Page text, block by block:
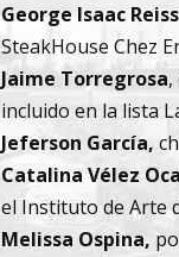
George Isaac
SteakHouse Chez
Jaime Torregrosa
incluido en la lista
Jeferson García,
Catalina Vélez
el Instituto de Arte
Melissa Ospina,